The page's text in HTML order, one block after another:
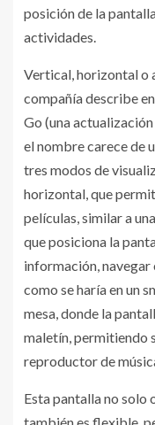
posición de la
actividades.
Vertical, horizontal o
compañía describe
Go (una
el nombre carece de
tres modos de
horizontal, que
películas, similar a
que posiciona la
información, navegar
como se haría en un
mesa, donde la
maletín, permitiendo
reproductor de
Esta pantalla no solo
también es flexible,